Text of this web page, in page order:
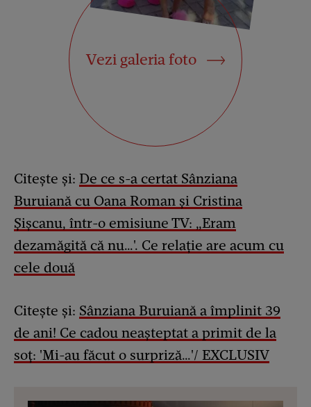
Vezi galeria foto
Citește și: De ce s-a certat Sânziana
Buruiană cu Oana Roman și Cristina
Șișcanu, într-o emisiune TV: „Eram
dezamăgită că nu…'. Ce relație are acum cu
cele două
Citește și: Sânziana Buruiană a împlinit 39
de ani! Ce cadou neașteptat a primit de la
soț: 'Mi-au făcut o surpriză…'/ EXCLUSIV